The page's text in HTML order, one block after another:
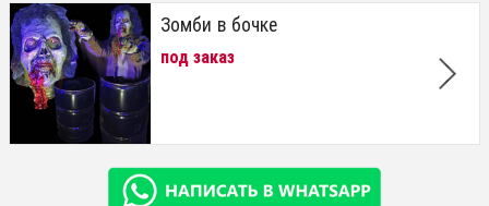
Зомби в бочке
под заказ